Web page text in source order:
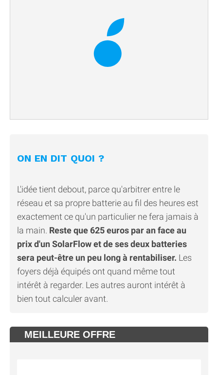
ON EN DIT QUOI ?
L'idée tient debout, parce qu'arbitrer entre le
réseau et sa propre batterie au fil des heures est
exactement ce qu'un particulier ne fera jamais à
la main. Reste que 625 euros par an face au
prix d'un SolarFlow et de ses deux batteries
sera peut-être un peu long à rentabiliser. Les
foyers déjà équipés ont quand même tout
intérêt à regarder. Les autres auront intérêt à
bien tout calculer avant.
MEILLEURE OFFRE